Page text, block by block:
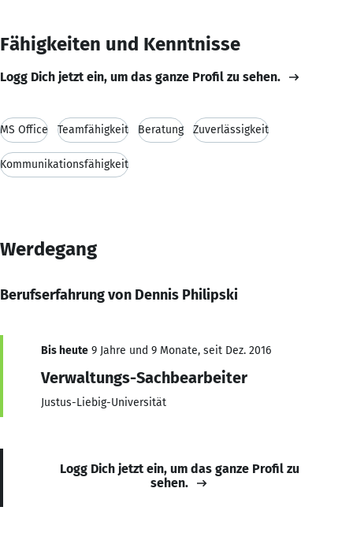
Fähigkeiten und Kenntnisse
Logg Dich jetzt ein, um das ganze Profil zu sehen.
MS Office Teamfähigkeit Beratung Zuverlässigkeit
Kommunikationsfähigkeit
Werdegang
Berufserfahrung von Dennis Philipski
Bis heute 9 Jahre und 9 Monate, seit Dez. 2016
Verwaltungs-Sachbearbeiter
Justus-Liebig-Universität
Logg Dich jetzt ein, um das ganze Profil zu
sehen.